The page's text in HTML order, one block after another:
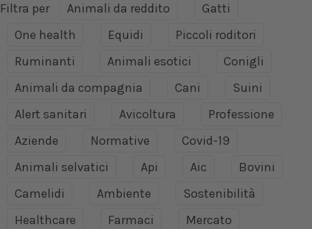
Filtra per Animali da reddito
Gatti
One health
Equidi
Piccoli roditori
Ruminanti
Animali esotici
Conigli
Animali da compagnia
Cani
Suini
Alert sanitari
Avicoltura
Professione
Aziende
Normative
Covid-19
Animali selvatici
Api Aic
Bovini
Camelidi
Ambiente
Sostenibilità
Healthcare
Farmaci
Mercato